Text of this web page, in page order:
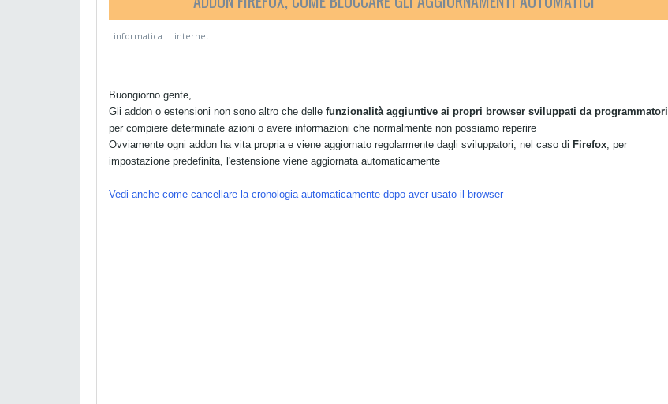
informatica internet
Buongiorno gente,
Gli addon o estensioni non sono altro che delle funzionalità aggiuntive ai propri browser sviluppati da programmatori
per compiere determinate azioni o avere informazioni che normalmente non possiamo reperire
Ovviamente ogni addon ha vita propria e viene aggiornato regolarmente dagli sviluppatori, nel caso di Firefox, per
impostazione predefinita, l'estensione viene aggiornata automaticamente
Vedi anche come cancellare la cronologia automaticamente dopo aver usato il browser